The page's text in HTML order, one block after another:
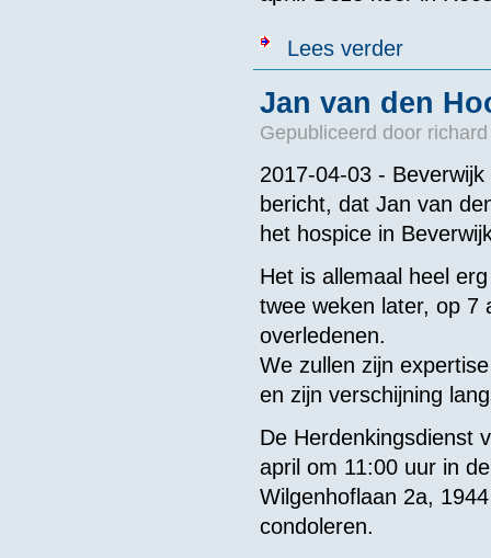
Lees verderover
Jan van den
Gepubliceerd door
2017-04-03 -
bericht, dat Jan van
het hospice in
Het is allemaal heel
twee weken later, op 7
overledenen.
We zullen zijn
en zijn verschijning
De Herdenkingsdienst
april om 11:00 uur in
Wilgenhoflaan 2a,
condoleren.